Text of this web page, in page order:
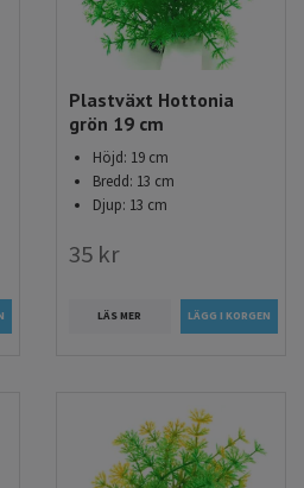
Plastväxt Hottonia
grön 19 cm
Höjd: 19 cm
Bredd: 13 cm
Djup: 13 cm
35 kr
LÄS MER